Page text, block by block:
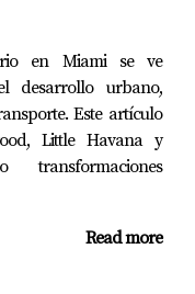
en Miami se ve
desarrollo urbano,
Este artículo
Little Havana y
transformaciones
Read more